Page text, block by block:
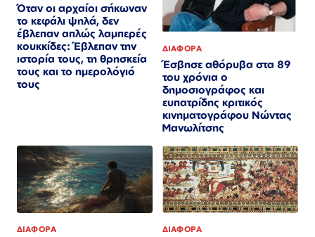
Όταν οι αρχαίοι σήκωναν
το κεφάλι ψηλά, δεν
έβλεπαν απλώς λαμπερές
κουκκίδες: Έβλεπαν την
ιστορία τους, τη θρησκεία
τους και το ημερολόγιό
τους
ΔΙΑΦΟΡΑ
Έσβησε αθόρυβα στα 89
του χρόνια ο
δημοσιογράφος και
ευπατρίδης κριτικός
κινηματογράφου Νώντας
Μανωλίτσης
ΔΙΑΦΟΡΑ ΔΙΑΦΟΡΑ